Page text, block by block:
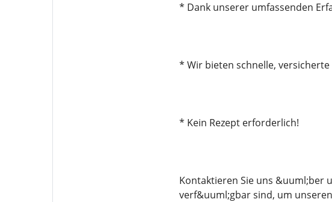
* Dank unserer umfassenden
* Wir bieten schnelle,
* Kein Rezept erforderlich!
Kontaktieren Sie uns &uuml;ber
verf&uuml;gbar sind, um